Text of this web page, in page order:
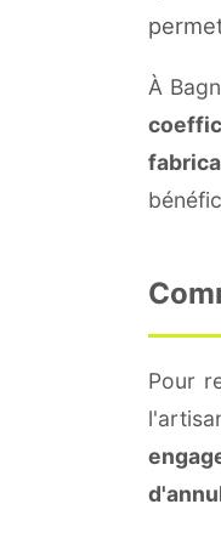
À
Pour